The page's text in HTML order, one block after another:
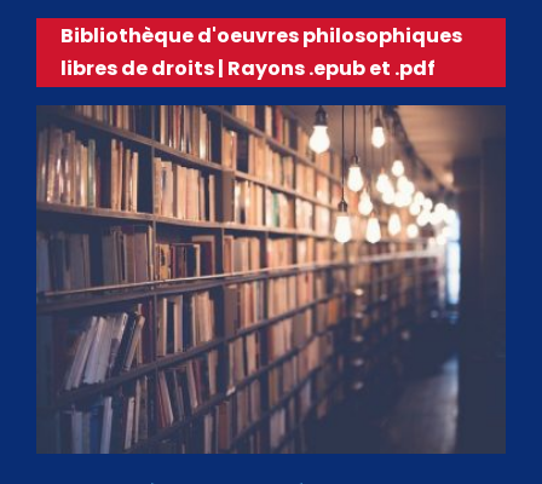
Bibliothèque d'oeuvres philosophiques
libres de droits | Rayons .epub et .pdf